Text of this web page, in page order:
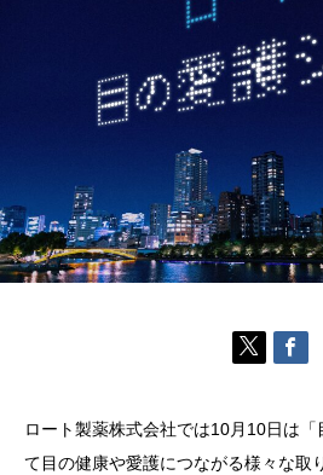
ロート製薬株式会社では10月10日は
て目の健康や愛護につながる様々な取